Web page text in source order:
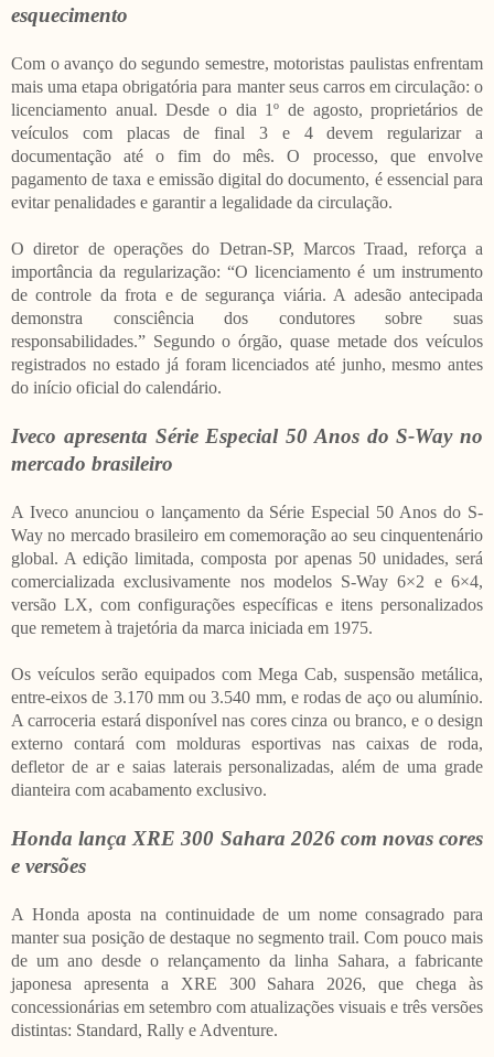
esquecimento
Com o avanço do segundo semestre, motoristas paulistas enfrentam
mais uma etapa obrigatória para manter seus carros em circulação: o
licenciamento anual. Desde o dia 1º de agosto, proprietários de
veículos com placas de final 3 e 4 devem regularizar a
documentação até o fim do mês. O processo, que envolve
pagamento de taxa e emissão digital do documento, é essencial para
evitar penalidades e garantir a legalidade da circulação.
O diretor de operações do Detran-SP, Marcos Traad, reforça a
importância da regularização: “O licenciamento é um instrumento
de controle da frota e de segurança viária. A adesão antecipada
demonstra consciência dos condutores sobre suas
responsabilidades.” Segundo o órgão, quase metade dos veículos
registrados no estado já foram licenciados até junho, mesmo antes
do início oficial do calendário.
Iveco apresenta Série Especial 50 Anos do S-Way no
mercado brasileiro
A Iveco anunciou o lançamento da Série Especial 50 Anos do S-
Way no mercado brasileiro em comemoração ao seu cinquentenário
global. A edição limitada, composta por apenas 50 unidades, será
comercializada exclusivamente nos modelos S-Way 6×2 e 6×4,
versão LX, com configurações específicas e itens personalizados
que remetem à trajetória da marca iniciada em 1975.
Os veículos serão equipados com Mega Cab, suspensão metálica,
entre-eixos de 3.170 mm ou 3.540 mm, e rodas de aço ou alumínio.
A carroceria estará disponível nas cores cinza ou branco, e o design
externo contará com molduras esportivas nas caixas de roda,
defletor de ar e saias laterais personalizadas, além de uma grade
dianteira com acabamento exclusivo.
Honda lança XRE 300 Sahara 2026 com novas cores
e versões
A Honda aposta na continuidade de um nome consagrado para
manter sua posição de destaque no segmento trail. Com pouco mais
de um ano desde o relançamento da linha Sahara, a fabricante
japonesa apresenta a XRE 300 Sahara 2026, que chega às
concessionárias em setembro com atualizações visuais e três versões
distintas: Standard, Rally e Adventure.